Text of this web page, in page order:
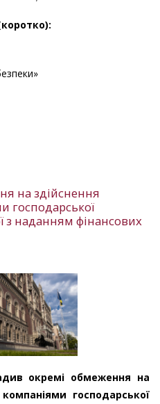
на здійснення
господарської
з наданням фінансових
окремі обмеження на
господарської